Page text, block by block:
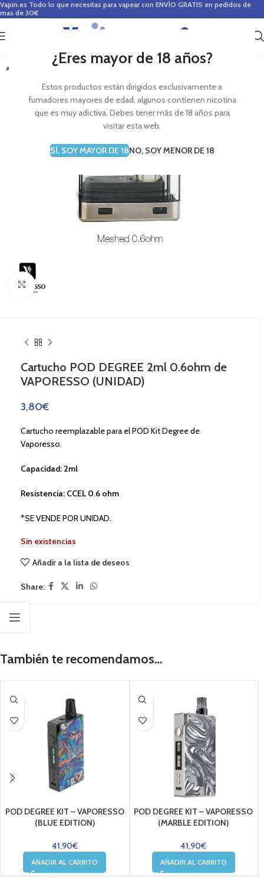
¿Eres mayor de 18 años?
Estos productos están dirigidos exclusivamente a
fumadores mayores de edad, algunos contienen nicotina
que es muy adictiva. Debes tener más de 18 años para
visitar esta web.
SÍ, SOY MAYOR DE 18NO, SOY MENOR DE 18
Vapin.es Todo lo que necesitas para vapear con ENVÍO GRATIS en pedidos de
mas de 30€
0
AGOTADO
Haga Click para agrandar
Cartucho POD DEGREE 2ml 0.6ohm de
VAPORESSO (UNIDAD)
3,80€
Cartucho reemplazable para el POD Kit Degree de
Vaporesso.
Capacidad: 2ml
Resistencia: CCEL 0.6 ohm
*SE VENDE POR UNIDAD.
Sin existencias
Añadir a la lista de deseos
Share:
También te recomendamos…
POD DEGREE KIT – VAPORESSO
(BLUE EDITION)
41,90€
AÑADIR AL CARRITO
POD DEGREE KIT – VAPORESSO
(MARBLE EDITION)
41,90€
AÑADIR AL CARRITO